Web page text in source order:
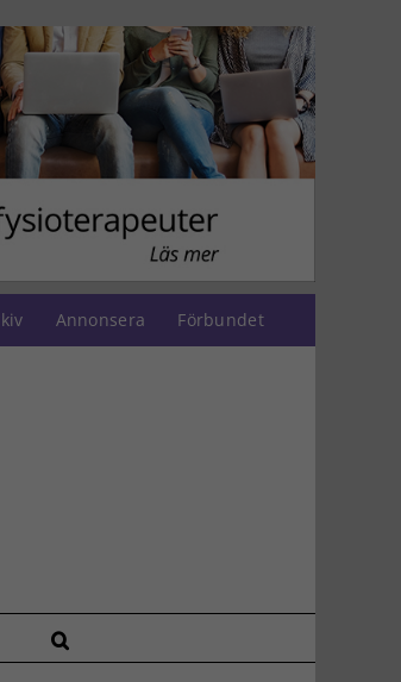
Annonsera Förbundet